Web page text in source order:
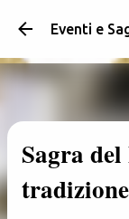
Sagra